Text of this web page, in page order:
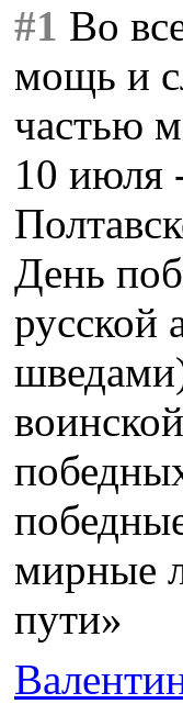
#1 Во
мощь и
частью
10 июля
День
русской
мирные
пути»